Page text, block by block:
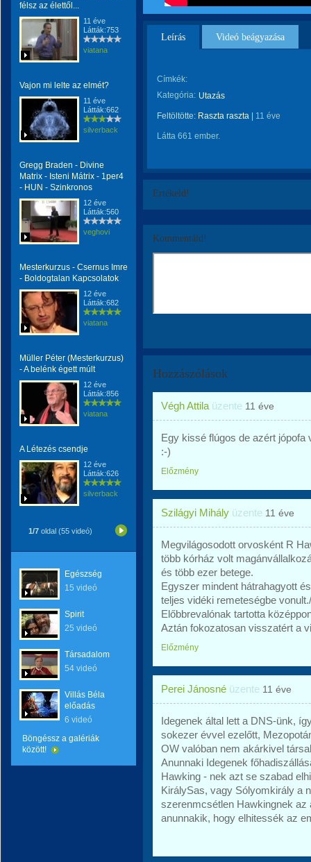
félsz az élettől...
11 éve
Látták:753
viatana
Vajon mi lelte az elmét?
11 éve
Látták:662
silverback
Gregg Braden - Divine
Matrix - Isteni Mátrix - 1per4
- HUN - Szinkronos
12 éve
Látták:560
veghovi
Mesterkurzus - Csernus Imre
- Boldogtalan Kapcsolatok
12 éve
Látták:682
viatana
Müller Péter (Mesterkurzus)
- A belénk égett múlt
12 éve
Látták:856
viatana
A Létezés csendje
12 éve
Látták:626
silverback
1/7 oldal (55 videó)
Egészség
15 videó
Spirit
25 videó
Társadalom
54 videó
Villás Béla
előadás
6 videó
Böngéssz a galériák
között!
Leírás Videó beágyazása
Címkék:
Kategória: Utazás
Feltöltötte: Raszta raszta 11 éve
Látta 661 ember.
Értékeld!
Kommentáld!
Hozzászólások
Végh Attila üzente 11 éve
Egy kissé flúgos de azért jópofa
:-)
Előzmény
Szilágyi Mihály üzente 11 éve
Megvilágosodott orvosként R
több kórház volt
és több ezer betege.
Egyszer mindent hátrahagyott és
teljes vidéki remeteségbe
Előbbrevalónak tartotta
Aztán fokozatosan visszatért a
Előzmény
Perei Jánosné üzente 11 éve
Idegenek által lett a DNS-ünk,
sokezer évvel ezelőtt,
OW valóban nem akárkivel
Anunnaki Idegenek
Hawking - nek azt se szabad
KirálySas, vagy Sólyomkirály a
szerenmcsétlen Hawkingnek az
anunnakik, hogy elhitessék az